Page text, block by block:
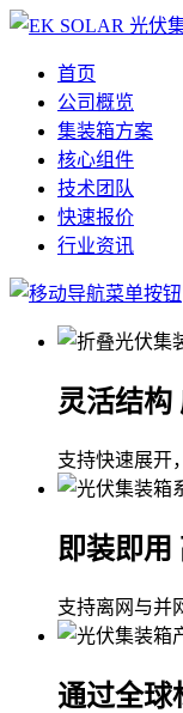
首页
公司概览
集装箱方案
核心组件
技术团队
快速报价
行业资讯
灵活结构
支持快速展开
即装即用
支持离网与并
通过全球